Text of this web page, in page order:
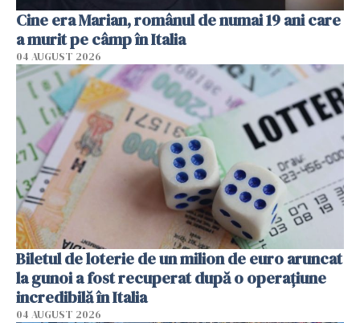
Cine era Marian, românul de numai 19 ani care
a murit pe câmp în Italia
04 AUGUST 2026
Biletul de loterie de un milion de euro aruncat
la gunoi a fost recuperat după o operațiune
incredibilă în Italia
04 AUGUST 2026